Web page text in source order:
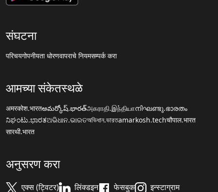
संघटना
परिचयगोपनीयता धोरणवापराचे नियमसम्पर्क करा
आमच्या संकेतस्थळे
अमरकोश.भारतఅమర్కోష్.భారత్அகராதி.இந்தியாനിഘണ്ടു.ഭാരതം
ನಿಘಂಟು.ಭಾರತଅଭିଧାନ.ଭାରତঅভিধান.ভারতamarkosh.techचौपाल.भारत
सारथी.भारत
अनुसरण करा
एक्स (ट्विटर) लिंक्डइन फेसबुक इन्स्टाग्राम